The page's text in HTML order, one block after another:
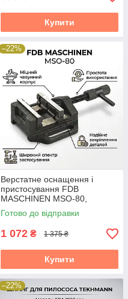
Купити
–22%
Верстатне оснащення і
пристосування FDB
MASCHINEN MSO-80,
розкриття 60 мм
Готово до відправки
1 072 ₴ 1 375 ₴
Купити
–22%